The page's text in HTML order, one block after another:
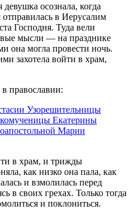
осознала, когда
в Иерусалим
Господня. Туда вели
мысли — на празднике
она могла провести ночь.
захотела войти в храм,
православии:
Узорешительницы
Екатерины
Марии
в храм, и трижды
как низко она пала, как
и взмолилась перед
в своих грехах. Только тогда
и поклониться.